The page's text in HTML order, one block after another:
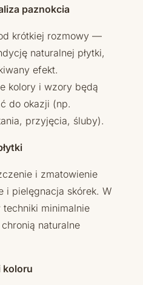
paznokcia
krótkiej rozmowy —
naturalnej płytki,
efekt.
kolory i wzory będą
do okazji (np.
przyjęcia, śluby).
i zmatowienie
i pielęgnacja skórek. W
techniki minimalnie
naturalne
koloru